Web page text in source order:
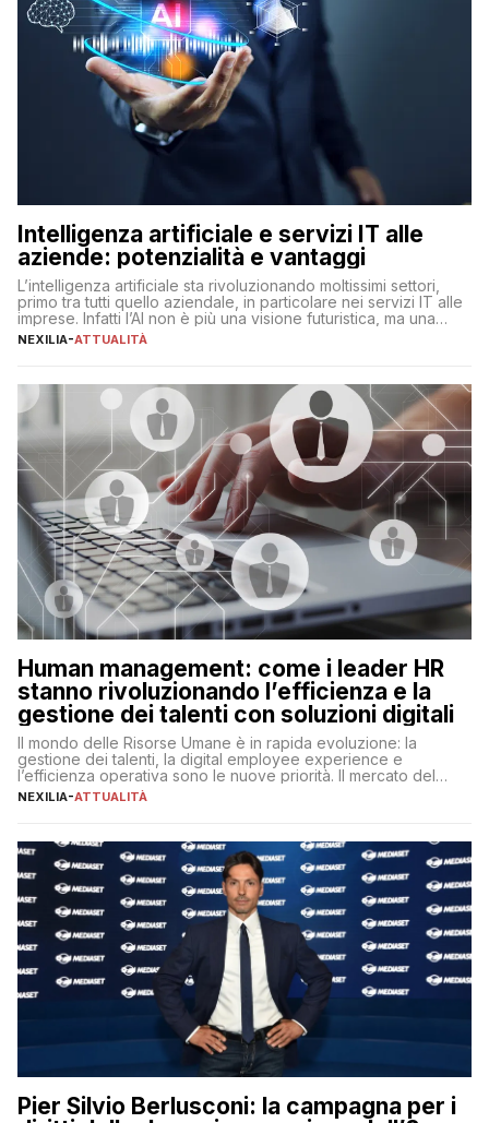
Intelligenza artificiale e servizi IT alle
aziende: potenzialità e vantaggi
L’intelligenza artificiale sta rivoluzionando moltissimi settori,
primo tra tutti quello aziendale, in particolare nei servizi IT alle
imprese. Infatti l’AI non è più una visione futuristica, ma una
realtà operativa che sta portando a un cambio significativo in
operazioni, bensì comporta […]
NEXILIA-ATTUALITÀ
Human management: come i leader HR
stanno rivoluzionando l’efficienza e la
gestione dei talenti con soluzioni digitali
Il mondo delle Risorse Umane è in rapida evoluzione: la
gestione dei talenti, la digital employee experience e
l’efficienza operativa sono le nuove priorità. Il mercato del
lavoro, d’altra parte, è sempre più competitivo con una lotta
NEXILIA-ATTUALITÀ
Pier Silvio Berlusconi: la campagna per i